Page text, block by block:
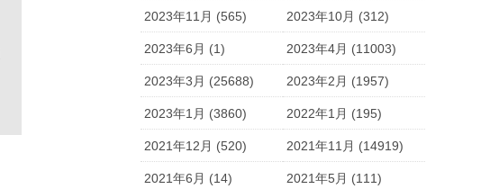
2023年11月 (565) 2023年10月 (312)
2023年6月 (1) 2023年4月 (11003)
2023年3月 (25688) 2023年2月 (1957)
2023年1月 (3860) 2022年1月 (195)
2021年12月 (520) 2021年11月 (14919)
2021年6月 (14) 2021年5月 (111)